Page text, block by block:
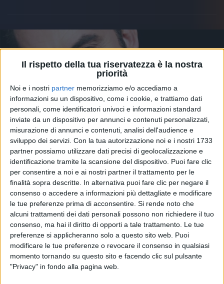
Il rispetto della tua riservatezza è la nostra
priorità
Noi e i nostri partner memorizziamo e/o accediamo a
informazioni su un dispositivo, come i cookie, e trattiamo dati
personali, come identificatori univoci e informazioni standard
inviate da un dispositivo per annunci e contenuti personalizzati,
misurazione di annunci e contenuti, analisi dell'audience e
sviluppo dei servizi. Con la tua autorizzazione noi e i nostri 1733
partner possiamo utilizzare dati precisi di geolocalizzazione e
identificazione tramite la scansione del dispositivo. Puoi fare clic
per consentire a noi e ai nostri partner il trattamento per le
finalità sopra descritte. In alternativa puoi fare clic per negare il
consenso o accedere a informazioni più dettagliate e modificare
le tue preferenze prima di acconsentire. Si rende noto che
alcuni trattamenti dei dati personali possono non richiedere il tuo
consenso, ma hai il diritto di opporti a tale trattamento. Le tue
preferenze si applicheranno solo a questo sito web. Puoi
modificare le tue preferenze o revocare il consenso in qualsiasi
momento tornando su questo sito e facendo clic sul pulsante
"Privacy" in fondo alla pagina web.
NEWS 08 dic 2018
4 anni senza Mango: le parole di Biagio
Antonacci sui social di Radio Italia
Biagio ricorda Mango rispondendo a un tweet di
Radio Italia
diMara Bizzoco